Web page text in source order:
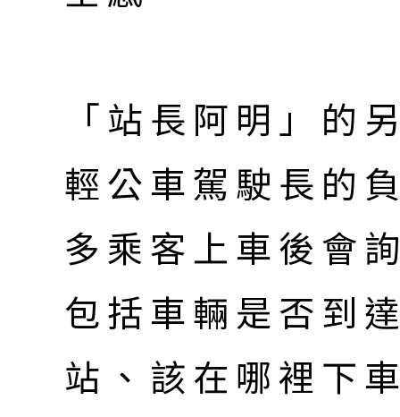
「站長阿明」的
輕公車駕駛長的
多乘客上車後會
包括車輛是否到
站、該在哪裡下